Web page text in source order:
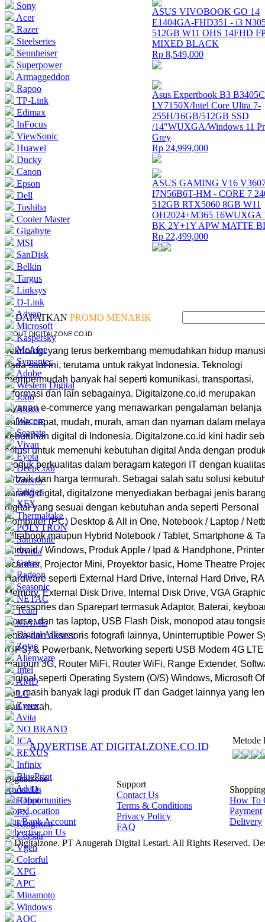
Sony
Acer
Razer
Steelseries
Sennheiser
Superpower
Armaggeddon
Rapoo
TP-Link
Edimax
InFocus
ViewSonic
Huawei
Ducky
Canon
Epson
Dell
Toshiba
Cooler Master
Gigabyte
MSI
SanDisk
Belkin
Targus
Linksys
D-Link
Advan
Microsoft
Kaspersky
McAfee
Symantec
Adobe
Western Digital
Jobo
Axioo
Wacom
Seagate
Vivan
Eyota
DeepCool
Zoomy
Edifier
XFX
Thermaltake
POLYTRON
Samsonite
Nvidia
Galax
Radeon
Seasonic
NETAC
Team
iGAME
Digital Alliance
Zotac
Alienware
Intel
AMD
LG
Zyrex
Avita
NO BRAND
ICA
REXUS
Infinix
BluePrint
Adata
Robot
PX
KingSton
Corsair
Vgen
Colorful
XPG
APC
Minamoto
Windows
AOC
ASUS VIVOBOOK GO 14
E1404GA-FHD351 - i3
512GB W11 OHS 14FHD
MIXED BLACK
Rp 8,549,000
Asus Expertbook B3
LY7150X/Intel Core Ultra 7-
255H/16GB/512GB SSD
/14″WUXGA/Windows 11
Grey
Rp 24,999,000
ASUS GAMING V16
I7N56B6T-HM - CORE 7
512GB RTX5060 8GB W11
OH2024+M365 16WUXGA
BK 2Y+1Y APW MATTE
Rp 22,499,000
DAPATKAN PROMO MENARIK
ABOUT DIGITALZONE.CO.ID
Teknologi yang terus berkembang memudahkan hidup
pada saat ini, terutama untuk rakyat Indonesia. Teknologi
mempermudah banyak hal seperti komunikasi, transportasi,
informasi dan lain sebagainya. Digitalzone.co.id merupakan
layanan e-commerce yang menawarkan pengalaman belanja
online cepat, mudah, murah, aman dan nyaman dalam
kebutuhan digital di Indonesia. Digitalzone.co.id kini hadir
solusi untuk memenuhi kebutuhan digital Anda dengan
produk berkualitas dalam beragam kategori IT dengan
terbaik dan harga termurah. Sebagai salah satu solusi
barang digital, digitalzone menyediakan berbagai jenis
digital yang sesuai dengan kebutuhan anda seperti Personal
Computer (PC) Desktop & All in One, Notebook / Laptop /
Ultrabook maupun Hybrid Notebook / Tablet, Smartphone &
Android / Windows, Produk Apple / Ipad & Handphone,
Scanner, Projector Mini, Proyektor basic, Home Theatre
Hardware seperti External Hard Drive, Internal Hard Drive,
Memory, External Disk Drive, Internal Disk Drive, VGA
Accessories dan Sparepart termasuk Adaptor, Baterai,
mouse, dan tas laptop, USB Flash Disk, monopod atau
lensa dan aksesoris fotografi lainnya, Uninterruptible Power
(UPS) & Powerbank, Networking seperti USB Modem 4G LTE
maupun 3G, Router MiFi, Router WiFi, Range Extender,
original seperti Operating System (O/S) Windows, Microsoft
dan masih banyak lagi produk IT dan Gadget lainnya yang
dan murah.
ADVERTISE AT DIGITALZONE.CO.ID
Metode
Digitalzone
About Us
Job Opportunities
Store Location
Our Bank Account
Advertise on Us
Support
Contact Us
Terms & Conditions
Privacy Policy
FAQ
Shopping
How To
Payment
Delivery
© Digitalzone. PT Anugerah Digital Lestari. All Rights Reserved.